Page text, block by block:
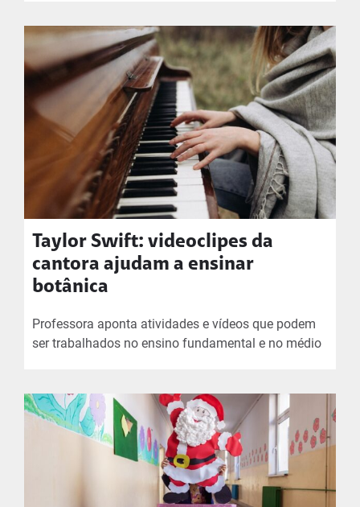
Taylor Swift: videoclipes da
cantora ajudam a ensinar
botânica
Professora aponta atividades e vídeos que podem
ser trabalhados no ensino fundamental e no médio